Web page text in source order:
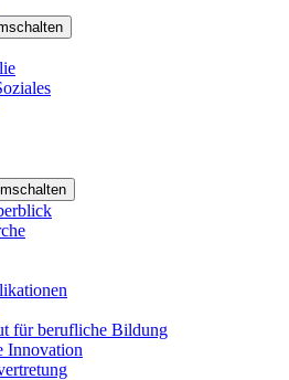
für berufliche Bildung
Innovation